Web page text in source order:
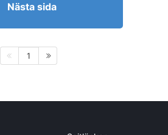
Nästa sida
1